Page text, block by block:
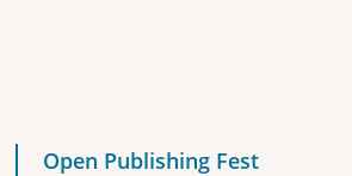
Open Publishing Fest